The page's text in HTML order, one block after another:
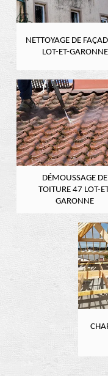
NETTOYAGE DE
LOT-ET-GARONNE
DÉMOUSSAGE DE
TOITURE 47 LOT-
GARONNE